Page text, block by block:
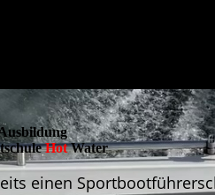
HotWater
einen